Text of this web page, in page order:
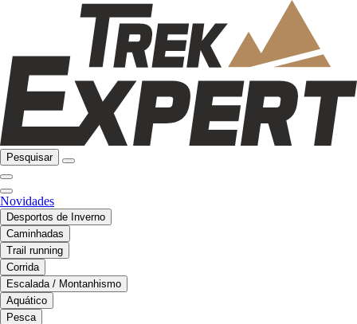
Pesquisar
Novidades
Desportos de Inverno
Caminhadas
Trail running
Corrida
Escalada / Montanhismo
Aquático
Pesca